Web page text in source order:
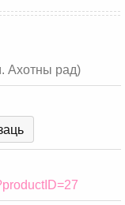
Ахотны рад)